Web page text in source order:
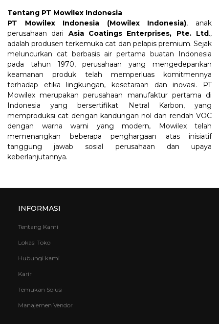
Tentang PT Mowilex Indonesia
PT Mowilex Indonesia (Mowilex Indonesia), anak
perusahaan dari Asia Coatings Enterprises, Pte. Ltd.,
adalah produsen terkemuka cat dan pelapis premium. Sejak
meluncurkan cat berbasis air pertama buatan Indonesia
pada tahun 1970, perusahaan yang mengedepankan
keamanan produk telah memperluas komitmennya
terhadap etika lingkungan, kesetaraan dan inovasi. PT
Mowilex merupakan perusahaan manufaktur pertama di
Indonesia yang bersertifikat Netral Karbon, yang
memproduksi cat dengan kandungan nol dan rendah VOC
dengan warna warni yang modern, Mowilex telah
memenangkan beberapa penghargaan atas inisiatif
tanggung jawab sosial perusahaan dan upaya
keberlanjutannya.
INFORMASI
Tentang Kami
Lokasi Toko
Hubungi kami
Karir
Temukan Solusi
Manajemen Vendor